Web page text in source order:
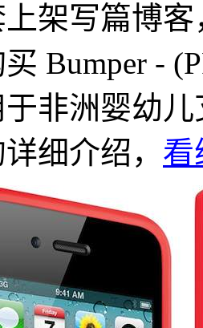
架写篇博
Bumper -
非洲婴幼
细介绍， 看